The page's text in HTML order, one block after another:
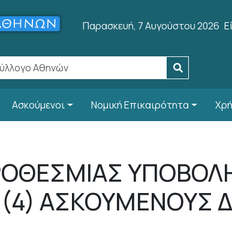
Παρασκευή, 7 Αυγούστου 2026
Ασκούμενοι Νομική Επικαιρότητα
(4) ΑΣΚΟΥΜΕΝΟΥΣ